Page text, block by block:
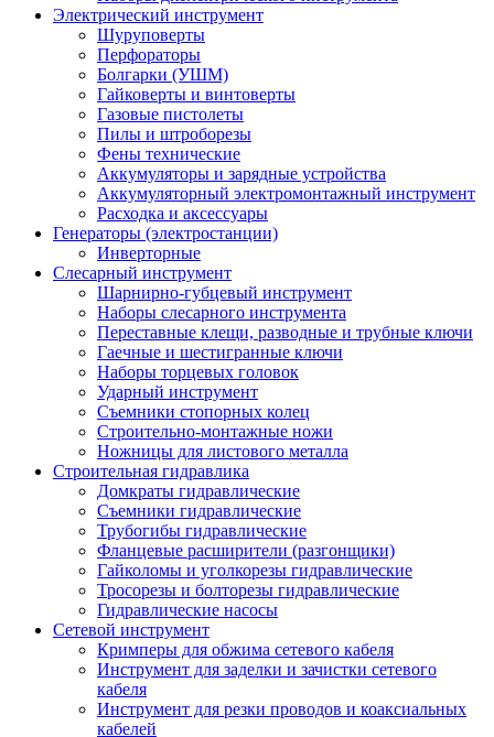
Электрический инструмент
Шуруповерты
Перфораторы
Болгарки (УШМ)
Гайковерты и винтоверты
Газовые пистолеты
Пилы и штроборезы
Фены технические
Аккумуляторы и зарядные устройства
Аккумуляторный электромонтажный инструмент
Расходка и аксессуары
Генераторы (электростанции)
Инверторные
Слесарный инструмент
Шарнирно-губцевый инструмент
Наборы слесарного инструмента
Переставные клещи, разводные и трубные ключи
Гаечные и шестигранные ключи
Наборы торцевых головок
Ударный инструмент
Съемники стопорных колец
Строительно-монтажные ножи
Ножницы для листового металла
Строительная гидравлика
Домкраты гидравлические
Съемники гидравлические
Трубогибы гидравлические
Фланцевые расширители (разгонщики)
Гайколомы и уголкорезы гидравлические
Тросорезы и болторезы гидравлические
Гидравлические насосы
Сетевой инструмент
Кримперы для обжима сетевого кабеля
Инструмент для заделки и зачистки сетевого
кабеля
Инструмент для резки проводов и коаксиальных
кабелей